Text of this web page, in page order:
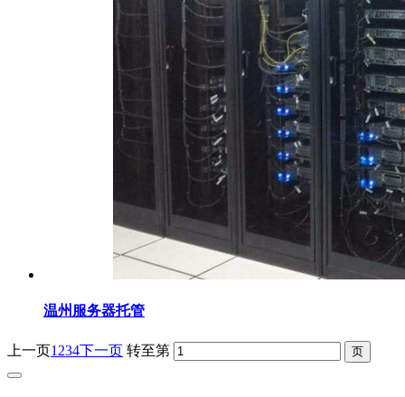
温州服务器托管
上一页1 234下一页 转至第